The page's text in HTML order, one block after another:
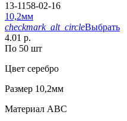
13-1158-02-16
10,2мм
checkmark_alt_circleВыбрать
4.01 р.
По 50 шт
Цвет серебро
Размер 10,2мм
Материал АВС